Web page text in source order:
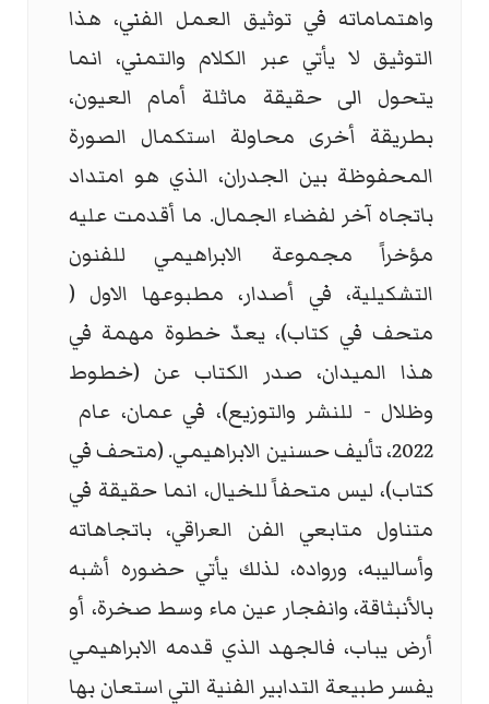
واهتماماته في توثيق العمل الفني، هذا
التوثيق لا يأتي عبر الكلام والتمني، انما
يتحول الى حقيقة ماثلة أمام العيون،
بطريقة أخرى محاولة استكمال الصورة
المحفوظة بين الجدران، الذي هو امتداد
باتجاه آخر لفضاء الجمال. ما أقدمت عليه
مؤخراً مجموعة الابراهيمي للفنون
التشكيلية، في أصدار، مطبوعها الاول (
متحف في كتاب)، يعدّ خطوة مهمة في
هذا الميدان، صدر الكتاب عن (خطوط
وظلال - للنشر والتوزيع)، في عمان، عام
2022، تأليف حسنين الابراهيمي. (متحف في
كتاب)، ليس متحفاً للخيال، انما حقيقة في
متناول متابعي الفن العراقي، باتجاهاته
وأساليبه، ورواده، لذلك يأتي حضوره أشبه
بالأنبثاقة، وانفجار عين ماء وسط صخرة، أو
أرض يباب، فالجهد الذي قدمه الابراهيمي
يفسر طبيعة التدابير الفنية التي استعان بها